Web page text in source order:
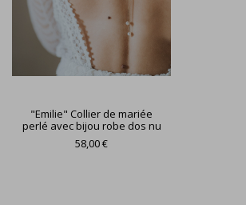
"Emilie" Collier de mariée
perlé avec bijou robe dos nu
58,00 €